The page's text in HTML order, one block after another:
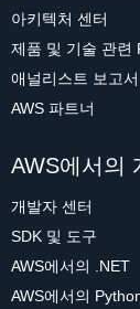
아키텍처 센터
제품 및 기술 관련
애널리스트 보고서
AWS 파트너
AWS에서의
개발자 센터
SDK 및 도구
AWS에서의 .NET
AWS에서의